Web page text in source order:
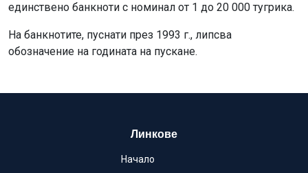
единствено банкноти с номинал от 1 до 20 000 тугрика.
На банкнотите, пуснати през 1993 г., липсва
обозначение на годината на пускане.
Линкове
Начало